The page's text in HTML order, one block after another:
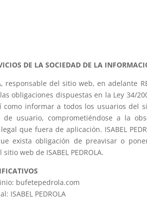
DE LA SOCIEDAD DE LA
responsable del sitio web, en
obligaciones dispuestas en la Ley 34/
como informar a todos los usuarios del
usuario, comprometiéndose a la
que fuera de aplicación. ISABEL
exista obligación de preavisar o
web de ISABEL PEDROLA.
bufetepedrola.com
ISABEL PEDROLA